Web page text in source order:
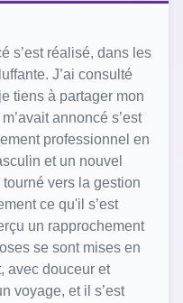
s’est réalisé, dans les
J’ai consulté
tiens à partager mon
annoncé s’est
professionnel en
et un nouvel
vers la gestion
ce qu'il s’est
un rapprochement
se sont mises en
avec douceur et
voyage, et il s’est